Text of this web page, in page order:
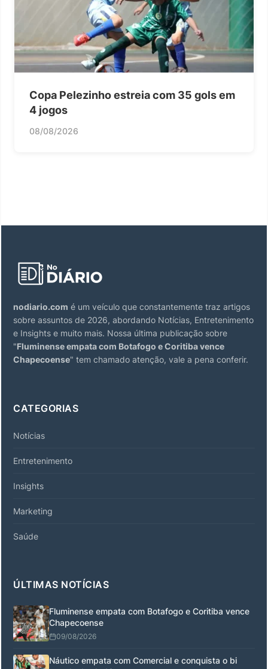
Copa Pelezinho estreia com 35 gols em
4 jogos
08/08/2026
nodiario.com é um veículo que constantemente traz artigos
sobre assuntos de 2026, abordando Notícias, Entretenimento
e Insights e muito mais. Nossa última publicação sobre
"Fluminense empata com Botafogo e Coritiba vence
Chapecoense" tem chamado atenção, vale a pena conferir.
CATEGORIAS
Notícias
Entretenimento
Insights
Marketing
Saúde
ÚLTIMAS NOTÍCIAS
Fluminense empata com Botafogo e Coritiba vence
Chapecoense
09/08/2026
Náutico empata com Comercial e conquista o bi